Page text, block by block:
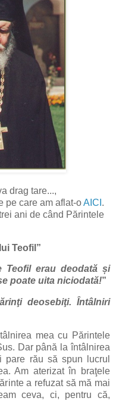
drag tare...,
pe care am aflat-oAICI .
ani de când Părintele
Teofil”
Teofil erau deodată și
poate uita niciodată!”
deosebiţi. Întâlniri
mea cu Părintele
Dar până la întâlnirea
rău să spun lucrul
Am aterizat în braţele
a refuzat să mă mai
ceva, ci, pentru că,